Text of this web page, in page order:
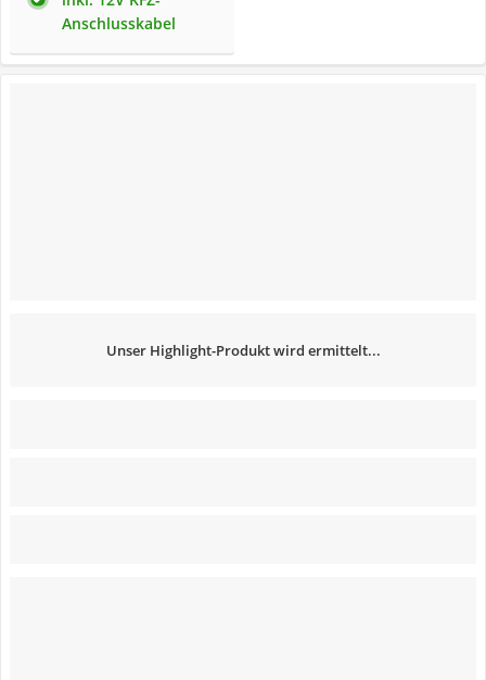
Anschlusskabel
Unser Highlight-Produkt wird ermittelt...